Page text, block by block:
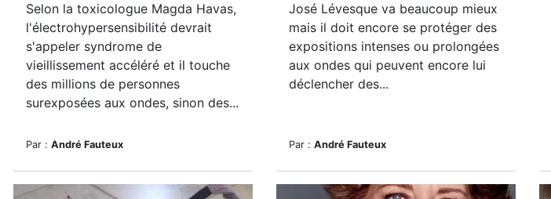
Selon la toxicologue Magda Havas,
l'électrohypersensibilité devrait
s'appeler syndrome de
vieillissement accéléré et il touche
des millions de personnes
surexposées aux ondes, sinon des...
Par : André Fauteux
José Lévesque va beaucoup mieux
mais il doit encore se protéger des
expositions intenses ou prolongées
aux ondes qui peuvent encore lui
déclencher des...
Par : André Fauteux